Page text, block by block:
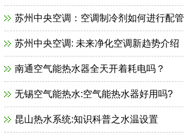
苏州中央空调：空调制冷剂如何进行配管
苏州中央空调: 未来净化空调新趋势介绍
南通空气能热水器全天开着耗电吗？
无锡空气能热水:空气能热水器好用吗?
昆山热水系统:知识科普之水温设置